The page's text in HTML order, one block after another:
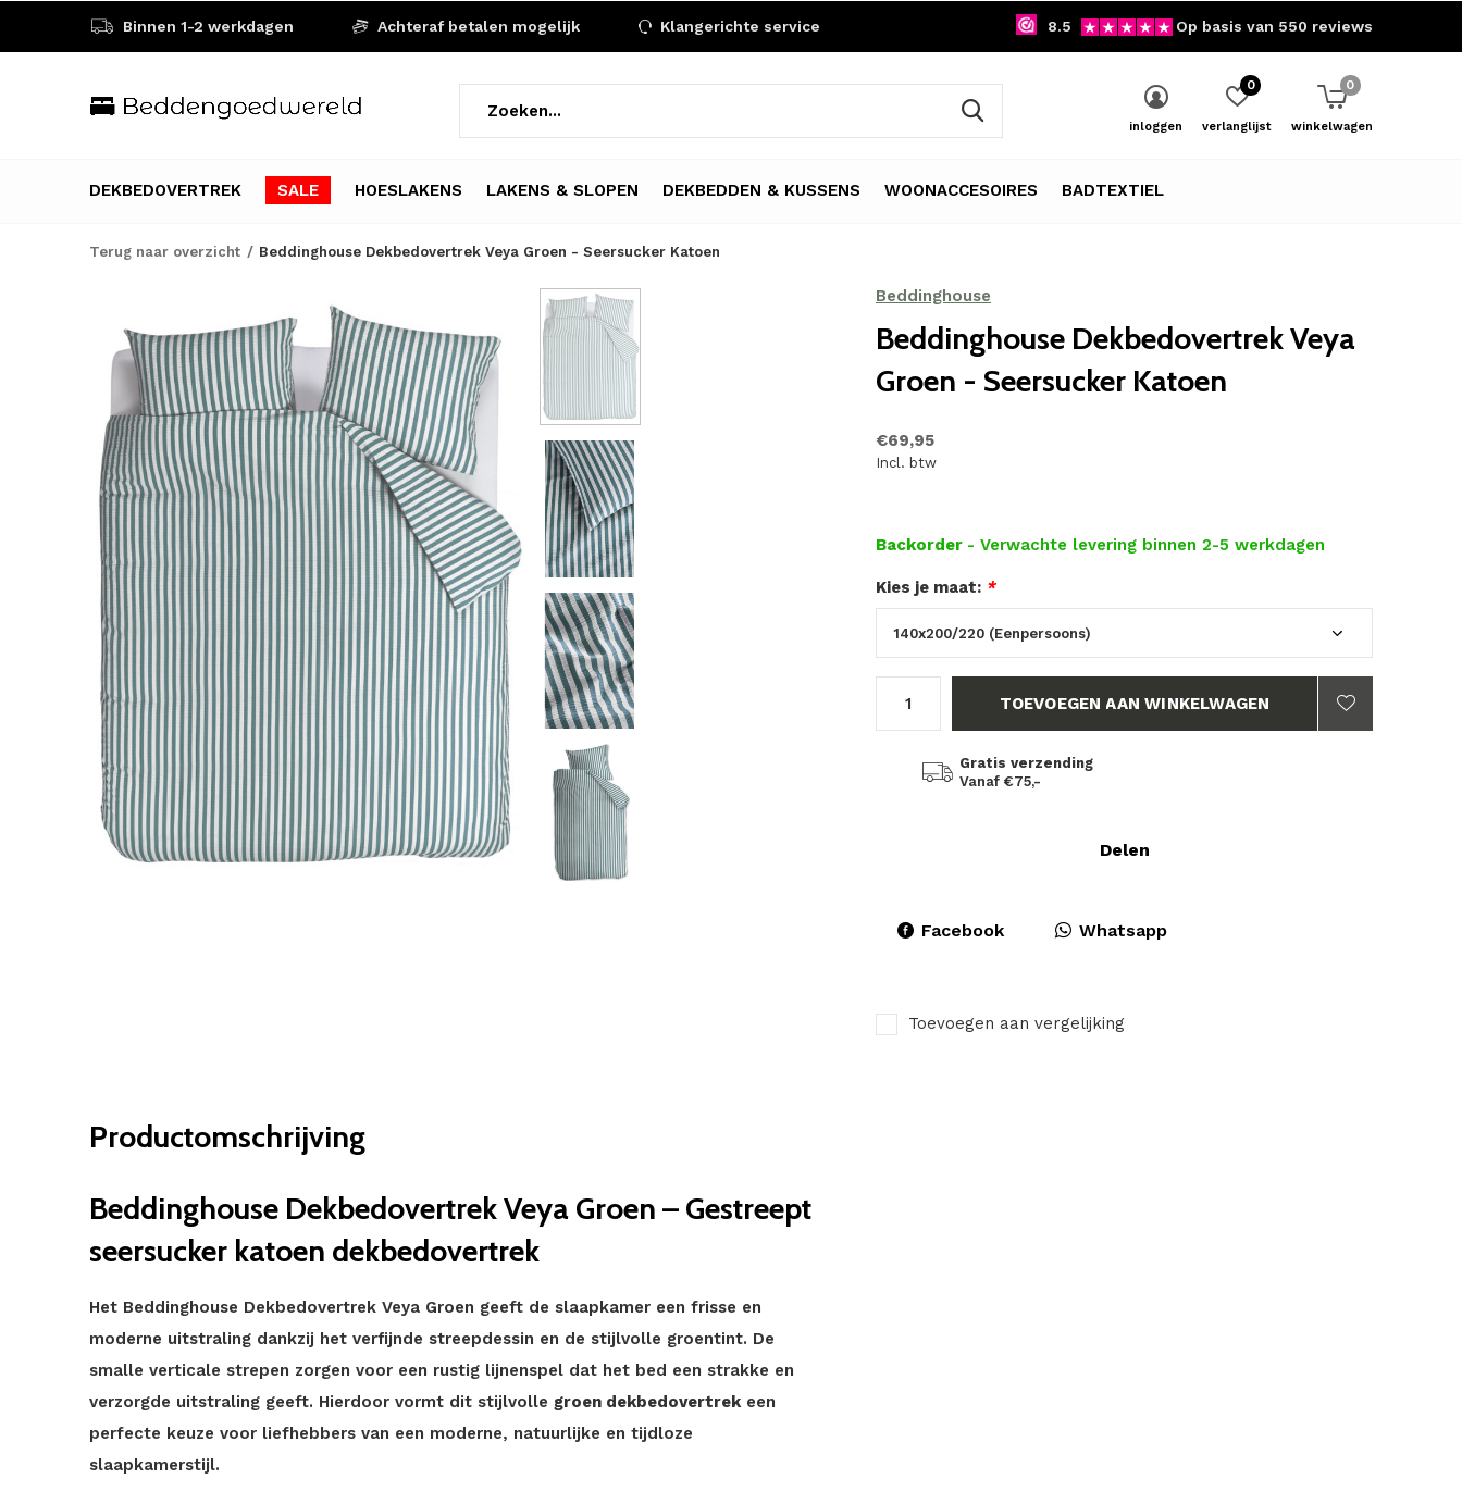
DEKBEDOVERTREK SALE HOESLAKENS LAKENS & SLOPEN DEKBEDDEN & KUSSENS WOONACCESOIRES BADTEXTIEL
inloggen verlanglijst
0
winkelwagen
0
Binnen 1-2 werkdagen Achteraf betalen mogelijk Klangerichte service 8.5 Op basis van 550 reviews
Terug naar overzicht Beddinghouse Dekbedovertrek Veya Groen - Seersucker Katoen
Beddinghouse
Beddinghouse Dekbedovertrek Veya
Groen - Seersucker Katoen
€69,95
Incl. btw
Backorder - Verwachte levering binnen 2-5 werkdagen
Kies je maat: *
TOEVOEGEN AAN WINKELWAGEN
Gratis verzending
Vanaf €75,-
Delen
Facebook Whatsapp
Toevoegen aan vergelijking
Productomschrijving
Beddinghouse Dekbedovertrek Veya Groen – Gestreept
seersucker katoen dekbedovertrek
Het Beddinghouse Dekbedovertrek Veya Groen geeft de slaapkamer een frisse en
moderne uitstraling dankzij het verfijnde streepdessin en de stijlvolle groentint. De
smalle verticale strepen zorgen voor een rustig lijnenspel dat het bed een strakke en
verzorgde uitstraling geeft. Hierdoor vormt dit stijlvolle groen dekbedovertrekeen
perfecte keuze voor liefhebbers van een moderne, natuurlijke en tijdloze
slaapkamerstijl.